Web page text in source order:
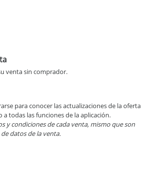
venta sin comprador.
para conocer las actualizaciones de la oferta
a todas las funciones de la aplicación.
y condiciones de cada venta, mismo que son
datos de la venta.